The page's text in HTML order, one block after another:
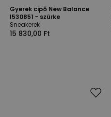
Gyerek cipő New Balance
I530851 - szürke
Sneakerek
15 830,00 Ft